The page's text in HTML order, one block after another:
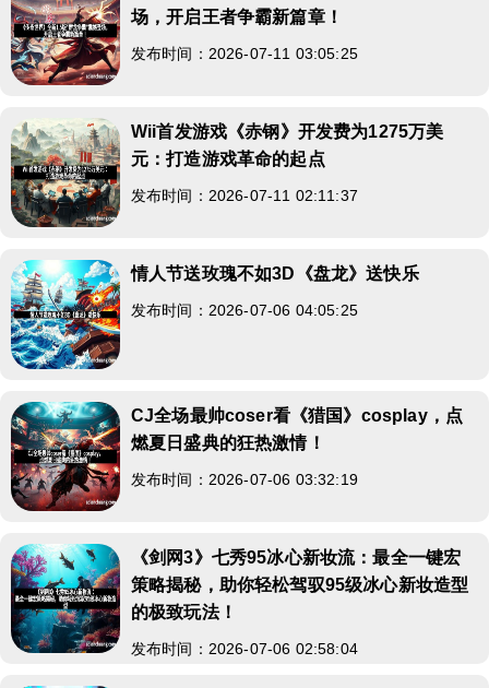
场，开启王者争霸新篇章！
发布时间：2026-07-11 03:05:25
Wii首发游戏《赤钢》开发费为1275万美
元：打造游戏革命的起点
发布时间：2026-07-11 02:11:37
情人节送玫瑰不如3D《盘龙》送快乐
发布时间：2026-07-06 04:05:25
CJ全场最帅coser看《猎国》cosplay，点
燃夏日盛典的狂热激情！
发布时间：2026-07-06 03:32:19
《剑网3》七秀95冰心新妆流：最全一键宏
策略揭秘，助你轻松驾驭95级冰心新妆造型
的极致玩法！
发布时间：2026-07-06 02:58:04